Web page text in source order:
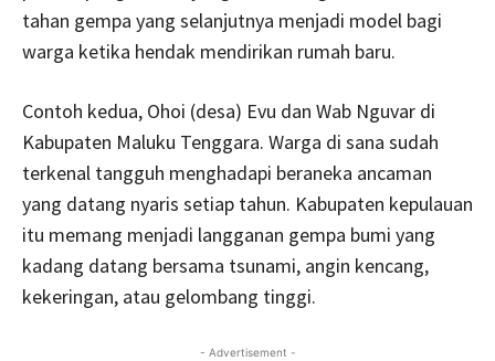
tahan gempa yang selanjutnya menjadi model bagi
warga ketika hendak mendirikan rumah baru.
Contoh kedua, Ohoi (desa) Evu dan Wab Nguvar di
Kabupaten Maluku Tenggara. Warga di sana sudah
terkenal tangguh menghadapi beraneka ancaman
yang datang nyaris setiap tahun. Kabupaten kepulauan
itu memang menjadi langganan gempa bumi yang
kadang datang bersama tsunami, angin kencang,
kekeringan, atau gelombang tinggi.
- Advertisement -